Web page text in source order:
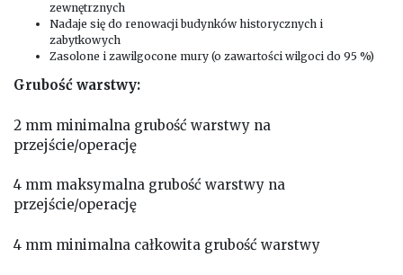
zewnętrznych
Nadaje się do renowacji budynków historycznych i
zabytkowych
Zasolone i zawilgocone mury (o zawartości wilgoci do 95 %)
Grubość warstwy:
2 mm minimalna grubość warstwy na
przejście/operację
4 mm maksymalna grubość warstwy na
przejście/operację
4 mm minimalna całkowita grubość warstwy